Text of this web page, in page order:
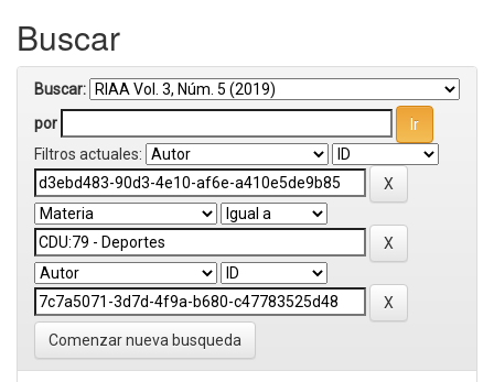
Buscar
Buscar:
por
Filtros actuales:
Comenzar nueva busqueda